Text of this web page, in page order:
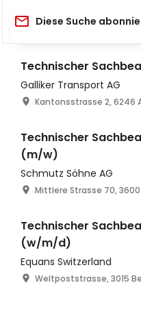
Diese Suche
Technischer
Galliker Transport AG
Kantonsstrasse 2, 6246
Technischer
(m/w)
Schmutz Söhne AG
Mittlere Strasse 70,
Technischer
(w/m/d)
Equans Switzerland
Weltpoststrasse, 3015